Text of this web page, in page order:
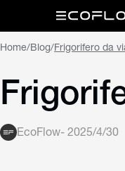
Home/Blog/Frigorifero da
EcoFlow- 2025/4/30